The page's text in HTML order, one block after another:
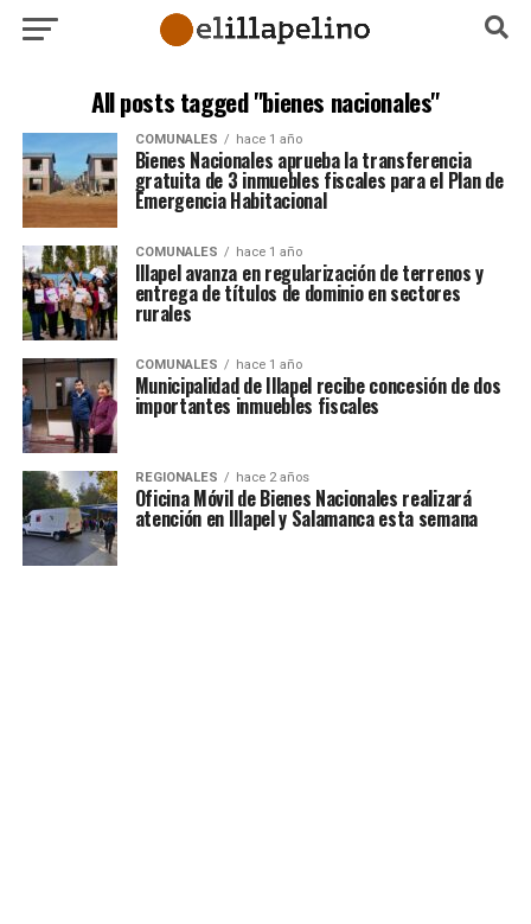
All posts tagged "bienes nacionales"
COMUNALES hace 1 año
Bienes Nacionales aprueba la transferencia
gratuita de 3 inmuebles fiscales para el Plan de
Emergencia Habitacional
COMUNALES hace 1 año
Illapel avanza en regularización de terrenos y
entrega de títulos de dominio en sectores
rurales
COMUNALES hace 1 año
Municipalidad de Illapel recibe concesión de dos
importantes inmuebles fiscales
REGIONALES hace 2 años
Oficina Móvil de Bienes Nacionales realizará
atención en Illapel y Salamanca esta semana